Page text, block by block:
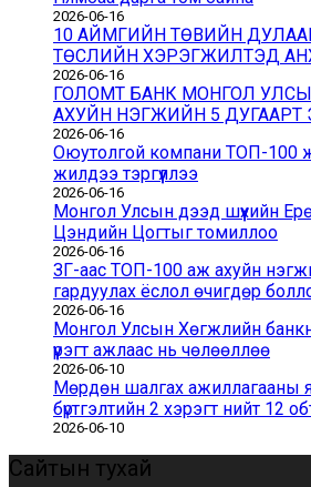
2026-06-16
10 АЙМГИЙН ТӨВИЙН
ТӨСЛИЙН ХЭРЭГЖИЛТЭД
2026-06-16
ГОЛОМТ БАНК МОНГОЛ
АХУЙН НЭГЖИЙН 5
2026-06-16
Оюутолгой компани ТОП-100
жилдээ тэргүүллээ
2026-06-16
Монгол Улсын дээд шүүхийн
Цэндийн Цогтыг томиллоо
2026-06-16
ЗГ-аас ТОП-100 аж ахуйн
гардуулах ёслол өчигдөр
2026-06-16
Монгол Улсын Хөгжлийн
үүрэгт ажлаас нь чөлөөллөө
2026-06-10
Мөрдөн шалгах ажиллагааны
бүртгэлтийн 2 хэрэгт нийт 12
2026-06-10
Сайтын тухай